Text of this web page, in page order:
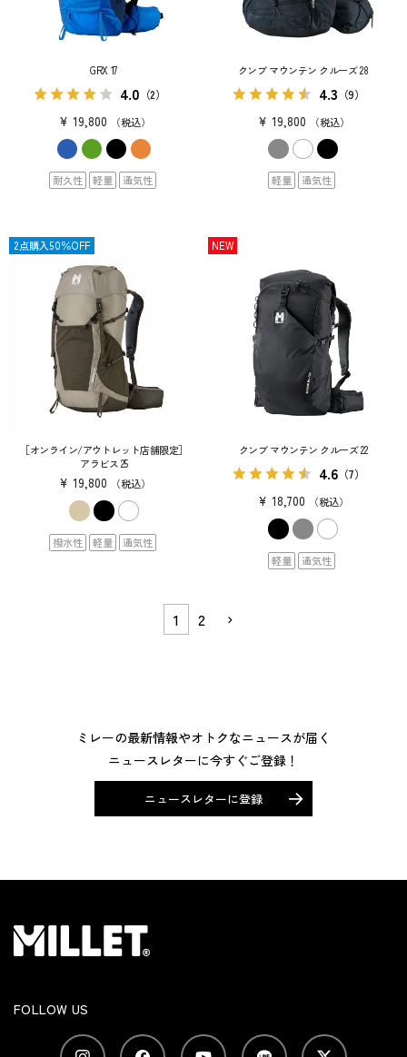
GRX 17
4.0 （2）
¥ 19,800 税込
耐久性 軽量 通気性
クンブ マウンテン クルーズ 28
4.3 （9）
¥ 19,800 税込
軽量 通気性
［オンライン/アウトレット店舗限定］
アラビス 25
¥ 19,800 税込
限定
撥水性 軽量 通気性
2点購入50％OFF
クンブ マウンテン クルーズ 22
4.6（7）
¥ 18,700 税込
NEW
軽量 通気性
1 2
ミレーの最新情報やオトクなニュースが届く
ニュースレターに今すぐご登録！
ニュースレターに登録
FOLLOW US